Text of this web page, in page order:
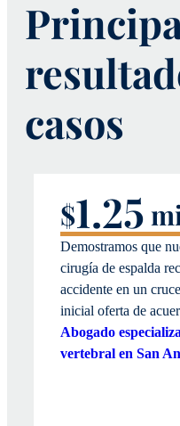
casos
$1.25
Demostramos que
cirugía de espalda
accidente en un
inicial oferta de
Abogado
vertebral en San